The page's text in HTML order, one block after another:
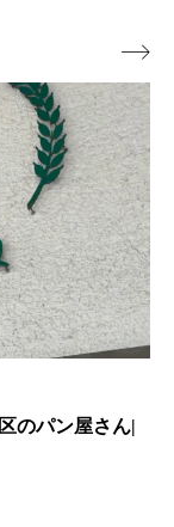
山笠ちびっこス
をスケッチしよ
